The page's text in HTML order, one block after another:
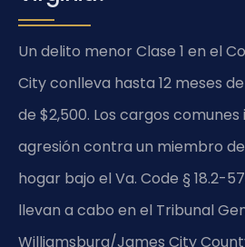
Un delito menor Clase 1 en el
City conlleva hasta 12 meses
de $2,500. Los cargos
agresión contra un miembro
hogar bajo el Va. Code § 18.2-
llevan a cabo en el Tribunal
Williamsburg/James City